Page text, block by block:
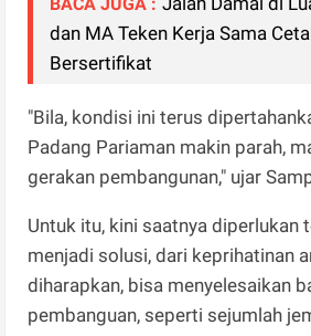
dan MA Teken Kerja Sama
Bersertifikat
"Bila, kondisi ini terus
Padang Pariaman makin parah,
gerakan pembangunan," ujar
Untuk itu, kini saatnya diperlukan
menjadi solusi, dari keprihatinan
diharapkan, bisa menyelesaikan
pembanguan, seperti sejumlah